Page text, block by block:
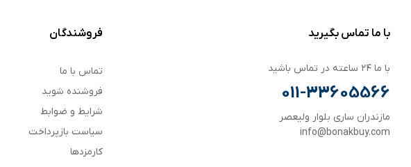
با ما تماس بگیرید
با ما ۲۴ ساعته در تماس باشید
011-33605566
مازندران ساری بلوار ولیعصر
info@bonakbuy.com
فروشندگان
تماس با ما
فروشنده شوید
شرایط و ضوابط
سیاست بازپرداخت
کارمزدها